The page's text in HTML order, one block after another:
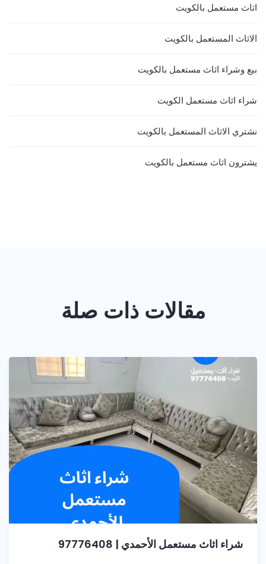
اثاث مستعمل بالكويت
الاثاث المستعمل بالكويت
بيع وشراء اثاث مستعمل بالكويت
شراء اثاث مستعمل الكويت
نشتري الاثاث المستعمل بالكويت
يشترون اثاث مستعمل بالكويت
مقالات ذات صلة
شراء اثاث مستعمل الأحمدي | 97776408